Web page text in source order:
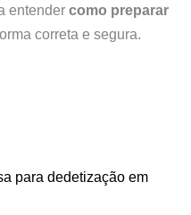
entender como preparar
correta e segura.
para dedetização em